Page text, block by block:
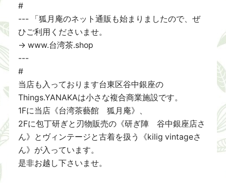
#
--- 「狐月庵のネット通販も始まりましたので、ぜ
ひご利用くださいませ。
→ www.台湾茶.shop
---
#
当店も入っております台東区谷中銀座の
Things.YANAKAは小さな複合商業施設です。
1Fに当店《台湾茶藝館 狐月庵》、
2Fに包丁研ぎと刃物販売の《研ぎ陣 谷中銀座店さ
ん》とヴィンテージと古着を扱う《kilig vintageさ
ん》が入っています。
是非お越し下さいませ。